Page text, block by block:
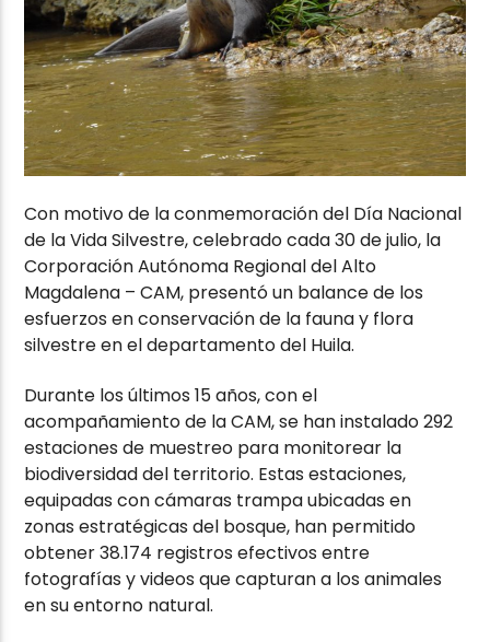
Con motivo de la conmemoración del Día Nacional
de la Vida Silvestre, celebrado cada 30 de julio, la
Corporación Autónoma Regional del Alto
Magdalena – CAM, presentó un balance de los
esfuerzos en conservación de la fauna y flora
silvestre en el departamento del Huila.
Durante los últimos 15 años, con el
acompañamiento de la CAM, se han instalado 292
estaciones de muestreo para monitorear la
biodiversidad del territorio. Estas estaciones,
equipadas con cámaras trampa ubicadas en
zonas estratégicas del bosque, han permitido
obtener 38.174 registros efectivos entre
fotografías y videos que capturan a los animales
en su entorno natural.